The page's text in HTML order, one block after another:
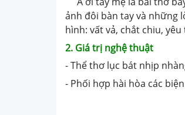
ảnh đôi bàn tay và những
hình: vất vả, chắt chiu,
2. Giá trị nghệ thuật
- Thể thơ lục bát nhịp
- Phối hợp hài hòa các